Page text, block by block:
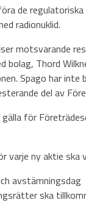
de
radionuklid.
motsvarande
bolag, Thord
Spago har
del av
gälla för
varje ny aktie ska
avstämningsdag
ska